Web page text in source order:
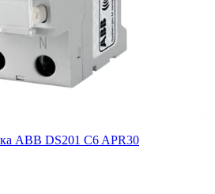
ABB DS201 C6 APR30